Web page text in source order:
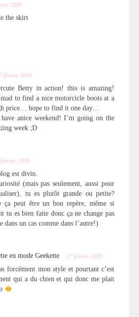
2009
the skirt
février 2009
Betty in action! this is amazing!
to find a nice motorcicle boots at a
price… hope to find it one day…
have anice weekend! I’m going on the
week ;D
2009
est divin.
(mais pas seulement, aussi pour
tu es plutôt grande ou petite?
ça peut être un bon repère, même si
tu es bien faite donc ça ne change pas
dans un cas comme dans l’autre!)
en mode Geekette 27 février 2009
forcément mon style et pourtant c’est
qui a du chien et qui donc me plait